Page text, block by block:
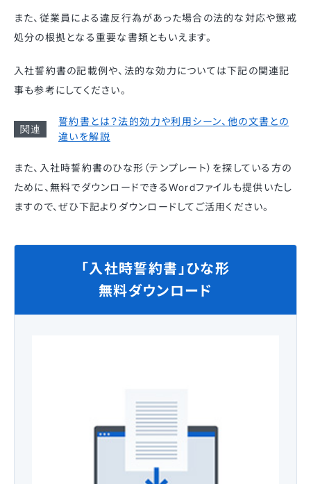
また、従業員による違反行為があった場合の法的な対応や懲戒
処分の根拠となる重要な書類ともいえます。
入社誓約書の記載例や、法的な効力については下記の関連記
事も参考にしてください。
誓約書とは？法的効力や利用シーン、他の文書との
違いを解説
また、入社時誓約書のひな形（テンプレート）を探している方の
ために、無料でダウンロードできるWordファイルも提供いたし
ますので、ぜひ下記よりダウンロードしてご活用ください。
「入社時誓約書」ひな形
無料ダウンロード